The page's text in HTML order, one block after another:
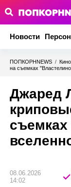
Новости
ПОПКОРНNEWS / Кино
на съемках
Джаред
08.06.2026
14:02